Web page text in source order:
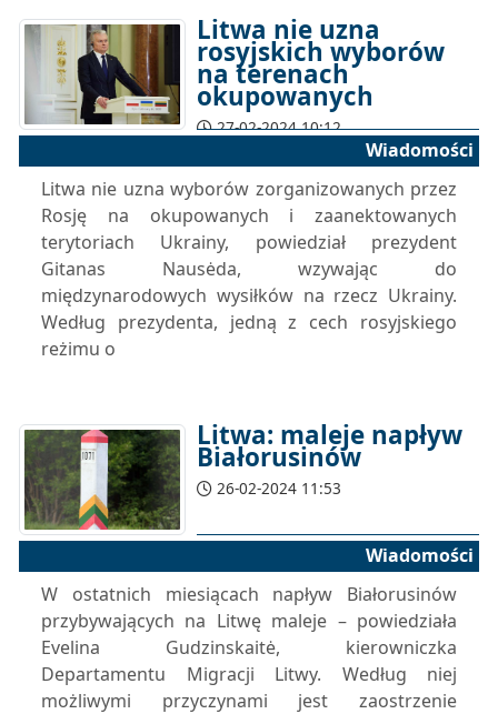
Litwa nie uzna
rosyjskich wyborów
na terenach
okupowanych
27-02-2024 10:12
Wiadomości
Litwa nie uzna wyborów zorganizowanych przez
Rosję na okupowanych i zaanektowanych
terytoriach Ukrainy, powiedział prezydent
Gitanas Nausėda, wzywając do
międzynarodowych wysiłków na rzecz Ukrainy.
Według prezydenta, jedną z cech rosyjskiego
reżimu o
Litwa: maleje napływ
Białorusinów
26-02-2024 11:53
Wiadomości
W ostatnich miesiącach napływ Białorusinów
przybywających na Litwę maleje – powiedziała
Evelina Gudzinskaitė, kierowniczka
Departamentu Migracji Litwy. Według niej
możliwymi przyczynami jest zaostrzenie